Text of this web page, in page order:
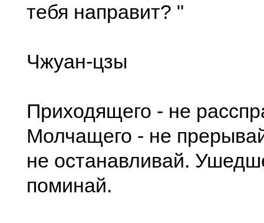
тебя направит? "
Чжуан-цзы
Приходящего - не
Молчащего - не
не останавливай.
поминай.